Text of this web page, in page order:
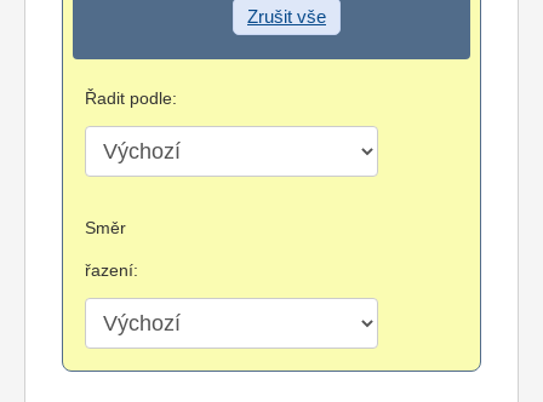
Zrušit vše
Řadit podle:
Směr
řazení: